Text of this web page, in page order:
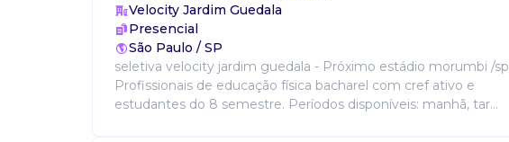
Velocity Jardim Guedala
Presencial
São Paulo / SP
seletiva velocity jardim guedala - Próximo estádio morumbi /sp
Profissionais de educação física bacharel com cref ativo e
estudantes do 8 semestre. Períodos disponíveis: manhã, tar...